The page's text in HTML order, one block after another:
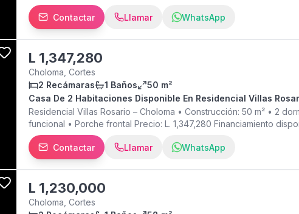
venta: L. 1,700,000 (Negociable) Construcción: 89.70 m² Toda el
principal Porch 1 habitación 1 baño Cocina Sala Área de
Segundo Nivel 3 apartamentos Área de sala 3 baños Área de
contado (Cash) Contáctanos para más información o programar
potencial de rentabilidad en Colonia La Mora, Choloma!
Contactar Llamar WhatsApp
L 1,347,280
Choloma, Cortes
2 Recámaras
1 Baños
50 m²
Casa De 2 Habitaciones Disponible En Residencial Villas
Residencial Villas Rosario – Choloma • Construcción: 50 m² • 2
funcional • Porche frontal Precio: L. 1,347,280 Financiamiento
programar una visita:
Contactar
Llamar WhatsApp
L 1,230,000
Choloma, Cortes